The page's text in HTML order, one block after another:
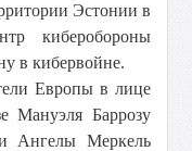
Эстонии в
киберобороны
в кибервойне.
Европы в лице
Мануэля Баррозу
Ангелы Меркель